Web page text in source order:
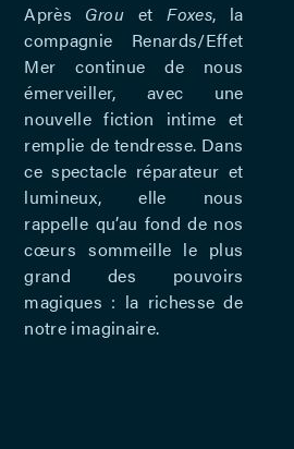
Après GrouetFoxes, la
compagnie Renards/Effet
Mer continue de nous
émerveiller, avec une
nouvelle fiction intime et
remplie de tendresse. Dans
ce spectacle réparateur et
lumineux, elle nous
rappelle qu’au fond de nos
cœurs sommeille le plus
grand des pouvoirs
magiques : la richesse de
notre imaginaire.